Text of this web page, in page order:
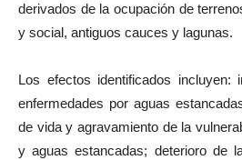
derivados de la ocupación de
y social, antiguos cauces y lagunas.
Los efectos identificados incluyen:
enfermedades por aguas
de vida y agravamiento de la
y aguas estancadas; deterioro de